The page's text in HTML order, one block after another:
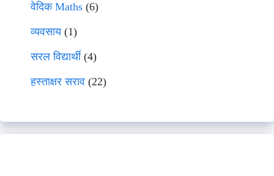
वेदिक Maths (6)
व्यवसाय(1)
सरल विद्यार्थी(4)
हस्ताक्षर सराव (22)